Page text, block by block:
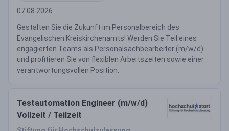
07.08.2026
Gestalten Sie die Zukunft im Personalbereich des
Evangelischen Kreiskirchenamts! Werden Sie Teil eines
engagierten Teams als Personalsachbearbeiter (m/w/d)
und profitieren Sie von flexiblen Arbeitszeiten sowie einer
verantwortungsvollen Position.
Testautomation Engineer (m/w/d)
Vollzeit / Teilzeit